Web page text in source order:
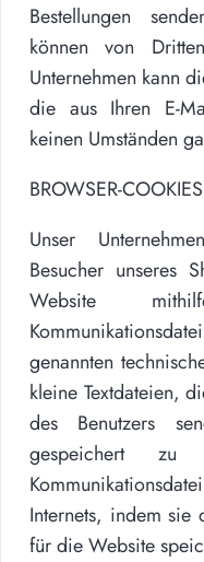
Bestellungen
können von
Unternehmen kann
die aus Ihren E-
keinen Umständen
BROWSER-COOKIES
Unser
Besucher unseres
Website
genannten
kleine Textdateien,
des Benutzers
gespeichert zu
Internets, indem sie
für die Website